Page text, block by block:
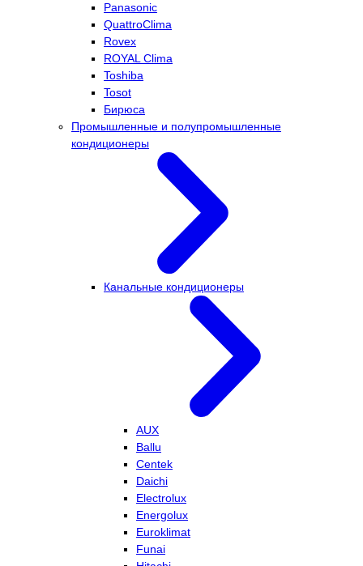
Panasonic
QuattroClima
Rovex
ROYAL Clima
Toshiba
Tosot
Бирюса
Промышленные и полупромышленные
кондиционеры
Канальные кондиционеры
AUX
Ballu
Centek
Daichi
Electrolux
Energolux
Euroklimat
Funai